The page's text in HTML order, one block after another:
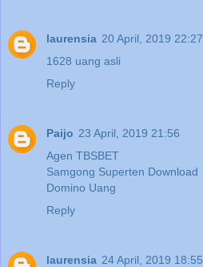
laurensia 20 April, 2019 22:27
1628 uang asli
Reply
Paijo 23 April, 2019 21:56
Agen TBSBET
Samgong Superten Download
Domino Uang
Reply
laurensia 24 April, 2019 18:55